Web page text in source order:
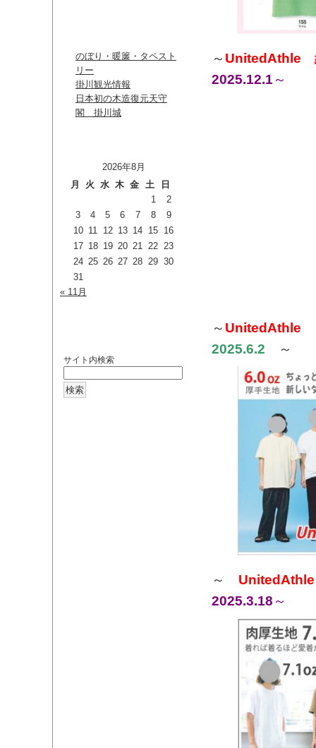
～ UnitedAthle
2025.12.1 ～
～
2025.6.2
～
～
2025.3.18 ～
のぼり・暖簾・タペスト
リー
掛川観光情報
日本初の木造復元天守
閣 掛川城
2026年8月
月
火 水 木 金 土
日
1
2
3
4 5 6 7 8
9
10 11 12 13 14 15 16
17 18 19 20 21 22 23
24 25 26 27 28 29 30
31
« 11月
サイト内検索